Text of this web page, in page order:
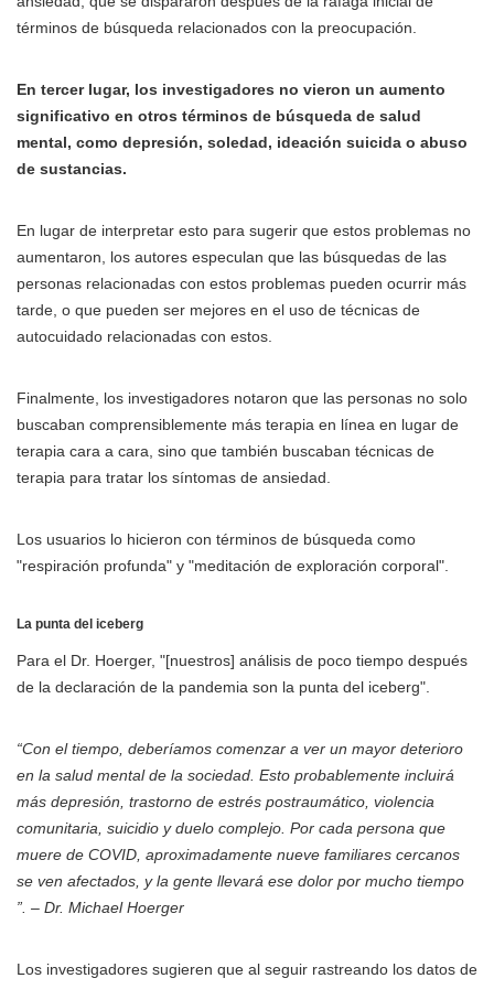
términos de búsqueda relacionados con la preocupación.
En tercer lugar, los investigadores no vieron un aumento
significativo en otros términos de búsqueda de salud
mental, como depresión, soledad, ideación suicida o abuso
de sustancias.
En lugar de interpretar esto para sugerir que estos problemas no
aumentaron, los autores especulan que las búsquedas de las
personas relacionadas con estos problemas pueden ocurrir más
tarde, o que pueden ser mejores en el uso de técnicas de
autocuidado relacionadas con estos.
Finalmente, los investigadores notaron que las personas no solo
buscaban comprensiblemente más terapia en línea en lugar de
terapia cara a cara, sino que también buscaban técnicas de
terapia para tratar los síntomas de ansiedad.
Los usuarios lo hicieron con términos de búsqueda como
"respiración profunda" y "meditación de exploración corporal".
La punta del iceberg
Para el Dr. Hoerger, "[nuestros] análisis de poco tiempo después
de la declaración de la pandemia son la punta del iceberg".
“Con el tiempo, deberíamos comenzar a ver un mayor deterioro
en la salud mental de la sociedad. Esto probablemente incluirá
más depresión, trastorno de estrés postraumático, violencia
comunitaria, suicidio y duelo complejo. Por cada persona que
muere de COVID, aproximadamente nueve familiares cercanos
se ven afectados, y la gente llevará ese dolor por mucho tiempo
”. – Dr. Michael Hoerger
Los investigadores sugieren que al seguir rastreando los datos de